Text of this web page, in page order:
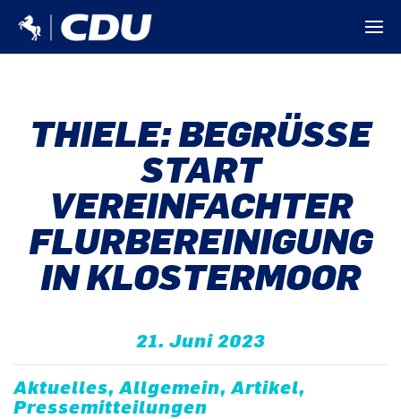
THIELE: BEGRÜSSE S
TART V
EREINFACHTER F
LURBEREINIGUNG I
N KLOSTERMOOR
21. Juni 2023
Aktuelles, Allgemein, Artikel,
Pressemitteilungen